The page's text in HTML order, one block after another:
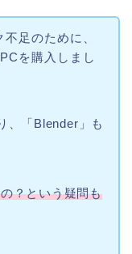
足のために、
を購入しまし
、「Blender」も
？という疑問も